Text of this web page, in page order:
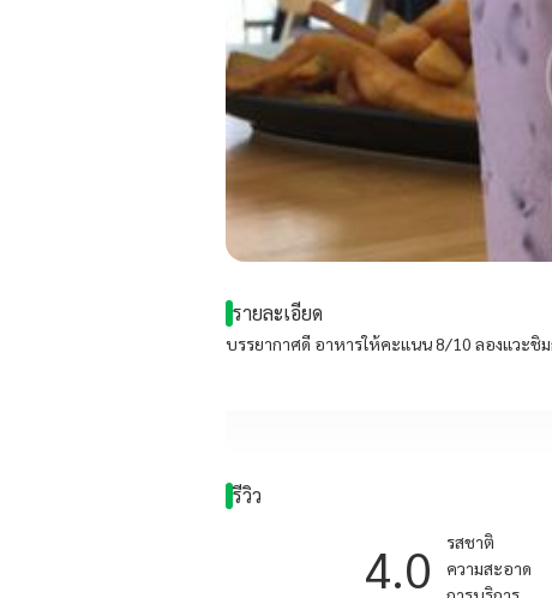
รายละเอียด
บรรยากาศดี อาหารให้คะแนน 8/10 ลองแวะชิ
รีวิว
4.0 รสชาติ
ความสะอาด